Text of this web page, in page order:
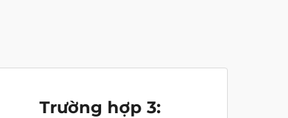
Trường hợp 3: